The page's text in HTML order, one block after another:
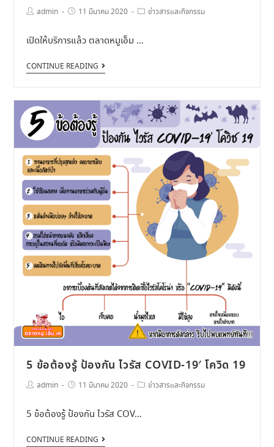
admin 11 มีนาคม 2020 ข่าวสารและกิจกรรม
เปิดให้บริการแล้ว ตลาดหมูเอ็ม …
CONTINUE READING
5 ข้อต้องรู้ ป้องกัน ไวรัส COVID-19′ โควิด 19
admin 11 มีนาคม 2020 ข่าวสารและกิจกรรม
5 ข้อต้องรู้ ป้องกัน ไวรัส COV…
CONTINUE READING